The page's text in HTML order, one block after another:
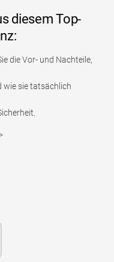
diesem Top-
die Vor- und Nachteile,
wie sie tatsächlich